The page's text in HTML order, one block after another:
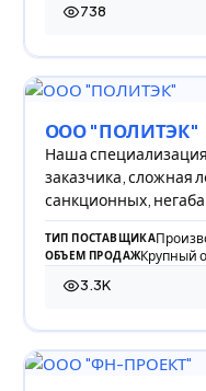
738
738 просмотров
ООО "ПОЛИТЭК"
Наша
заказчика, сложная
санкционных,
ТИП ПОСТАВЩИКА
ОБЪЕМ ПРОДАЖКрупный
3.3K
3 299 просмотров